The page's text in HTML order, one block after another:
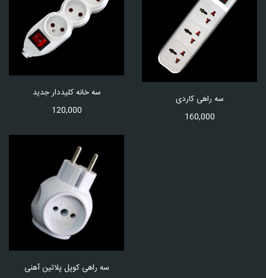
سه راهی کاردی
160,000
سه خانه کلیددار جدید
120,000
سه راهی کوپل پلاتین آهنی